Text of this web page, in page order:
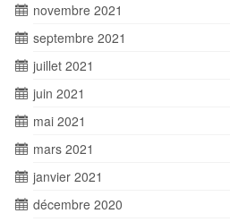
novembre 2021
septembre 2021
juillet 2021
juin 2021
mai 2021
mars 2021
janvier 2021
décembre 2020